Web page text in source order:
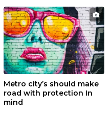
Metro city’s should make
road with protection In
mind